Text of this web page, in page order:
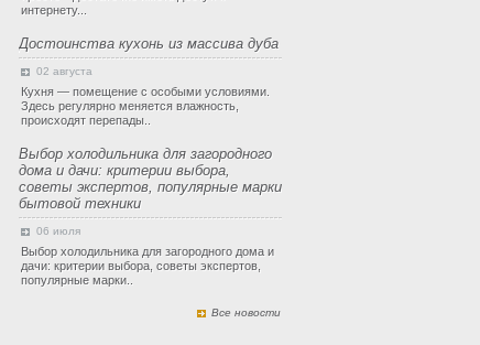
интернету...
Достоинства кухонь из массива дуба
02 августа
Кухня — помещение с особыми условиями.
Здесь регулярно меняется влажность,
происходят перепады..
Выбор холодильника для загородного
дома и дачи: критерии выбора,
советы экспертов, популярные марки
бытовой техники
06 июля
Выбор холодильника для загородного дома и
дачи: критерии выбора, советы экспертов,
популярные марки..
Все новости